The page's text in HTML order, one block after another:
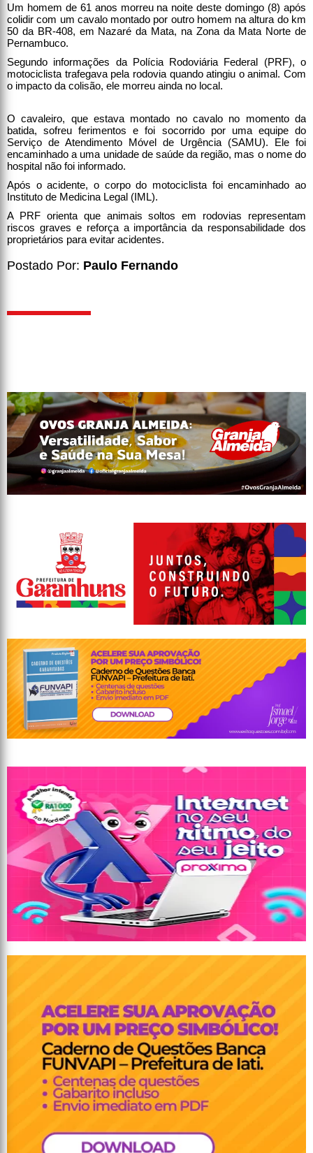
Um homem de 61 anos morreu na noite deste domingo (8) após
colidir com um cavalo montado por outro homem na altura do km
50 da BR-408, em Nazaré da Mata, na Zona da Mata Norte de
Pernambuco.
Segundo informações da Polícia Rodoviária Federal (PRF), o
motociclista trafegava pela rodovia quando atingiu o animal. Com
o impacto da colisão, ele morreu ainda no local.
O cavaleiro, que estava montado no cavalo no momento da
batida, sofreu ferimentos e foi socorrido por uma equipe do
Serviço de Atendimento Móvel de Urgência (SAMU). Ele foi
encaminhado a uma unidade de saúde da região, mas o nome do
hospital não foi informado.
Após o acidente, o corpo do motociclista foi encaminhado ao
Instituto de Medicina Legal (IML).
A PRF orienta que animais soltos em rodovias representam
riscos graves e reforça a importância da responsabilidade dos
proprietários para evitar acidentes.
Postado Por: Paulo Fernando